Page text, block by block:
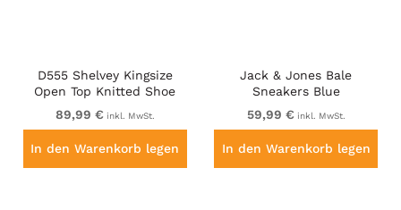
D555 Shelvey Kingsize
Open Top Knitted Shoe
Black
89,99 € inkl. MwSt.
In den Warenkorb legen
Jack & Jones Bale
Sneakers Blue
59,99 € inkl. MwSt.
In den Warenkorb legen